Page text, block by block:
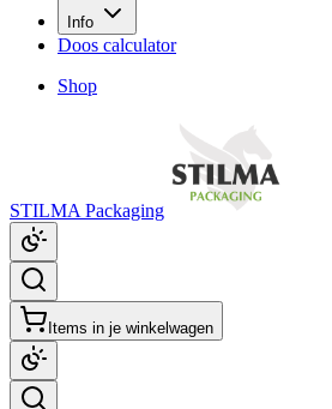
Info
Doos calculator
Shop
STILMA Packaging
Items in je winkelwagen